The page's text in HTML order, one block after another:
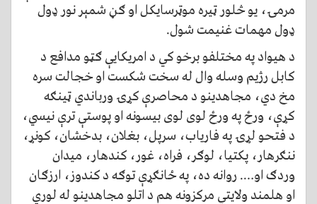
مرمۍ، یو څلور ټیره موټرسایکل او ګڼ شمېر نور ډول
ډول مهمات غنیمت شول.
د هیواد په مختلفو برخو کي د امریکایې ګټو مدافع د
کابل رژیم وسله وال له سخت شکست او خجالت سره
مخ دي، مجاهدینو د محاصرې کړۍ ورباندي ټینګه
کړې، ورځ په ورځ لوی لوی بیسونه او پوستې ترې نیسي،
د فتحو لړۍ په فاریاب، سرپل، بغلان، بدخشان، کونړ،
ننګرهار، پکتیا، لوګر، فراه، غور، کندهار، میدان
وردګ او…. روانه ده، په ځانګړې توګه د کندوز، ارزګان
او هلمند ولایتي مرکزونه هم د اتلو مجاهدینو له لوري